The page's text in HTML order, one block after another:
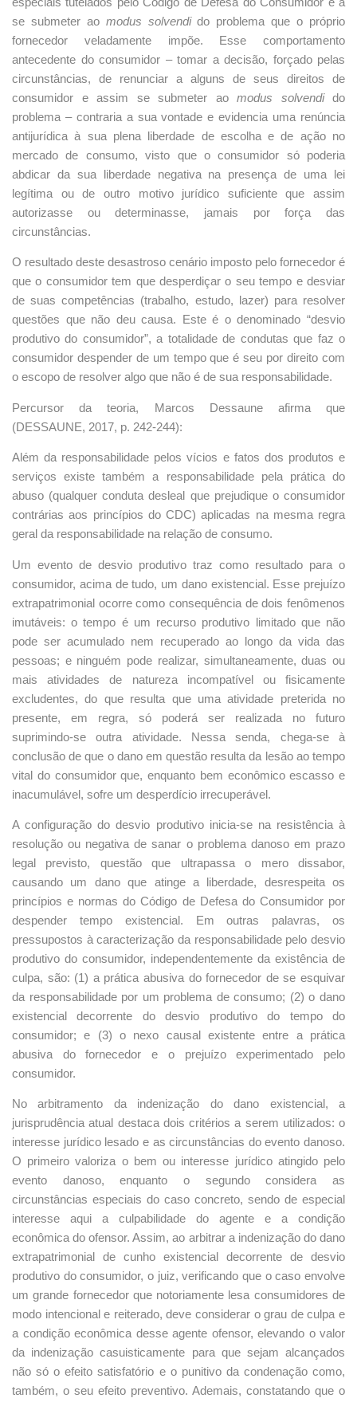
se submeter ao modus solvendido problema que o próprio
fornecedor veladamente impõe. Esse comportamento
antecedente do consumidor – tomar a decisão, forçado pelas
circunstâncias, de renunciar a alguns de seus direitos de
consumidor e assim se submeter ao modus solvendido
problema – contraria a sua vontade e evidencia uma renúncia
antijurídica à sua plena liberdade de escolha e de ação no
mercado de consumo, visto que o consumidor só poderia
abdicar da sua liberdade negativa na presença de uma lei
legítima ou de outro motivo jurídico suficiente que assim
autorizasse ou determinasse, jamais por força das
circunstâncias.
O resultado deste desastroso cenário imposto pelo fornecedor é
que o consumidor tem que desperdiçar o seu tempo e desviar
de suas competências (trabalho, estudo, lazer) para resolver
questões que não deu causa. Este é o denominado “desvio
produtivo do consumidor”, a totalidade de condutas que faz o
consumidor despender de um tempo que é seu por direito com
o escopo de resolver algo que não é de sua responsabilidade.
Percursor da teoria, Marcos Dessaune afirma que
(DESSAUNE, 2017, p. 242-244):
Além da responsabilidade pelos vícios e fatos dos produtos e
serviços existe também a responsabilidade pela prática do
abuso (qualquer conduta desleal que prejudique o consumidor
contrárias aos princípios do CDC) aplicadas na mesma regra
geral da responsabilidade na relação de consumo.
Um evento de desvio produtivo traz como resultado para o
consumidor, acima de tudo, um dano existencial. Esse prejuízo
extrapatrimonial ocorre como consequência de dois fenômenos
imutáveis: o tempo é um recurso produtivo limitado que não
pode ser acumulado nem recuperado ao longo da vida das
pessoas; e ninguém pode realizar, simultaneamente, duas ou
mais atividades de natureza incompatível ou fisicamente
excludentes, do que resulta que uma atividade preterida no
presente, em regra, só poderá ser realizada no futuro
suprimindo-se outra atividade. Nessa senda, chega-se à
conclusão de que o dano em questão resulta da lesão ao tempo
vital do consumidor que, enquanto bem econômico escasso e
inacumulável, sofre um desperdício irrecuperável.
A configuração do desvio produtivo inicia-se na resistência à
resolução ou negativa de sanar o problema danoso em prazo
legal previsto, questão que ultrapassa o mero dissabor,
causando um dano que atinge a liberdade, desrespeita os
princípios e normas do Código de Defesa do Consumidor por
despender tempo existencial. Em outras palavras, os
pressupostos à caracterização da responsabilidade pelo desvio
produtivo do consumidor, independentemente da existência de
culpa, são: (1) a prática abusiva do fornecedor de se esquivar
da responsabilidade por um problema de consumo; (2) o dano
existencial decorrente do desvio produtivo do tempo do
consumidor; e (3) o nexo causal existente entre a prática
abusiva do fornecedor e o prejuízo experimentado pelo
consumidor.
No arbitramento da indenização do dano existencial, a
jurisprudência atual destaca dois critérios a serem utilizados: o
interesse jurídico lesado e as circunstâncias do evento danoso.
O primeiro valoriza o bem ou interesse jurídico atingido pelo
evento danoso, enquanto o segundo considera as
circunstâncias especiais do caso concreto, sendo de especial
interesse aqui a culpabilidade do agente e a condição
econômica do ofensor. Assim, ao arbitrar a indenização do dano
extrapatrimonial de cunho existencial decorrente de desvio
produtivo do consumidor, o juiz, verificando que o caso envolve
um grande fornecedor que notoriamente lesa consumidores de
modo intencional e reiterado, deve considerar o grau de culpa e
a condição econômica desse agente ofensor, elevando o valor
da indenização casuisticamente para que sejam alcançados
não só o efeito satisfatório e o punitivo da condenação como,
também, o seu efeito preventivo. Ademais, constatando que o